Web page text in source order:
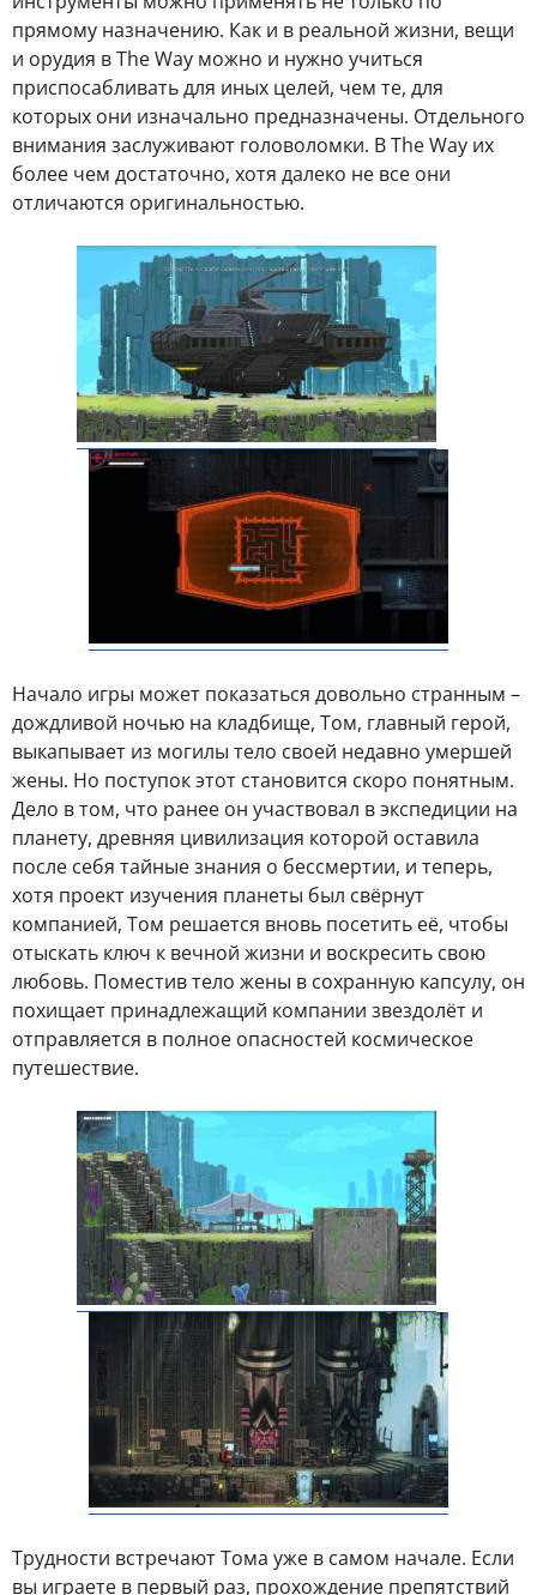
прямому назначению. Как и в реальной жизни, вещи
и орудия в The Way можно и нужно учиться
приспосабливать для иных целей, чем те, для
которых они изначально предназначены. Отдельного
внимания заслуживают головоломки. В The Way их
более чем достаточно, хотя далеко не все они
отличаются оригинальностью.
Начало игры может показаться довольно странным –
дождливой ночью на кладбище, Том, главный герой,
выкапывает из могилы тело своей недавно умершей
жены. Но поступок этот становится скоро понятным.
Дело в том, что ранее он участвовал в экспедиции на
планету, древняя цивилизация которой оставила
после себя тайные знания о бессмертии, и теперь,
хотя проект изучения планеты был свёрнут
компанией, Том решается вновь посетить её, чтобы
отыскать ключ к вечной жизни и воскресить свою
любовь. Поместив тело жены в сохранную капсулу, он
похищает принадлежащий компании звездолёт и
отправляется в полное опасностей космическое
путешествие.
Трудности встречают Тома уже в самом начале. Если
вы играете в первый раз, прохождение препятствий